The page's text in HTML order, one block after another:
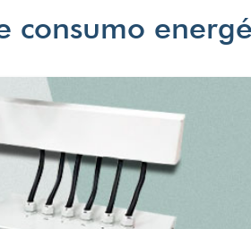
consumo